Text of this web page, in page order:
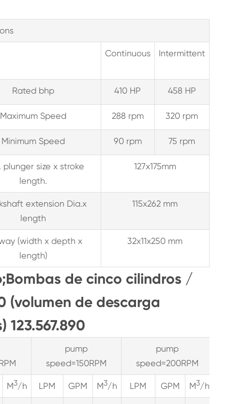
Continuous Intermittent
Rated bhp 410 HP 458 HP
Maximum Speed 288 rpm 320 rpm
Minimum Speed 90 rpm 75 rpm
plunger size x stroke
length.
127x175mm
extension Dia.x
length
115x262 mm
(width x depth x
length)
32x11x250 mm
de cinco cilindros /
(volumen de descarga
pump
speed=150RPM
pump
speed=200RPM
M3/h LPM GPM M3/h LPM GPM M3/h